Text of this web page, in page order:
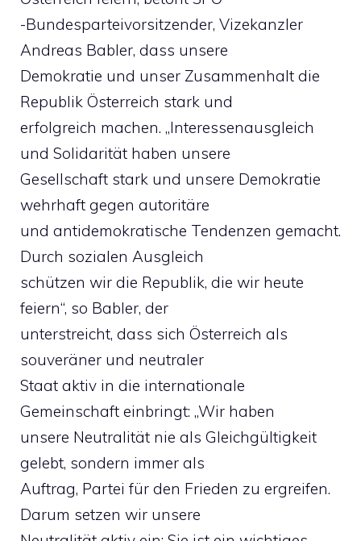
-Bundesparteivorsitzender, Vizekanzler
Andreas Babler, dass unsere
Demokratie und unser Zusammenhalt die
Republik Österreich stark und
erfolgreich machen. „Interessenausgleich
und Solidarität haben unsere
Gesellschaft stark und unsere Demokratie
wehrhaft gegen autoritäre
und antidemokratische Tendenzen gemacht.
Durch sozialen Ausgleich
schützen wir die Republik, die wir heute
feiern“, so Babler, der
unterstreicht, dass sich Österreich als
souveräner und neutraler
Staat aktiv in die internationale
Gemeinschaft einbringt: „Wir haben
unsere Neutralität nie als Gleichgültigkeit
gelebt, sondern immer als
Auftrag, Partei für den Frieden zu ergreifen.
Darum setzen wir unsere